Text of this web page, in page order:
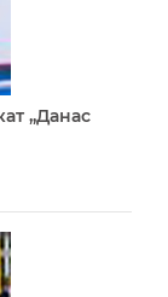
„Данас